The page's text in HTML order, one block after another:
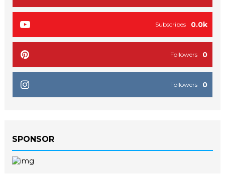
0.0k
Subscribes
0
Followers
0
Followers
SPONSOR